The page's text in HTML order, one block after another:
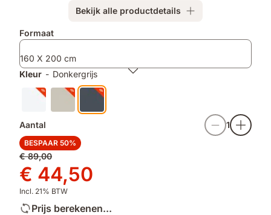
Bekijk alle productdetails
Formaat
160 X 200 cm
Kleur - Donkergrijs
Aantal 1
BESPAAR 50%
Oorspronkelijke
prijs
€ 89,00
€ 89,00
Prijs
€ 44,50
€ 44,50
Incl. 21% BTW
Prijs berekenen...